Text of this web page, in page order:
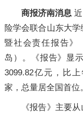
商报济南消息近
险学会联合山东大
暨社会责任报告》
岛）。《报告》显
3099.82亿元，比
家，总量居全国首位
《报告》主要